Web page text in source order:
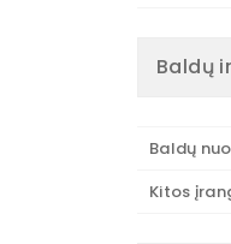
Baldų
Baldų
Kitos